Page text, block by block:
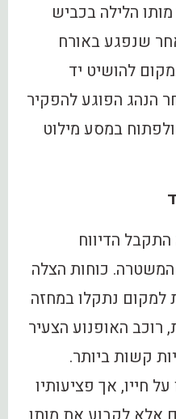
הלילה בכביש
שנפגע באורח
להושיט יד
הנהג הפוגע להפקיר
במסע מילוט
בלילה התקבל הדיווח
במוקד 100 של המשטרה. כוחות הצלה
למקום נתקלו במחזה
האופנוע הצעיר
קשות ביותר.
חייו, אך פציעותיו